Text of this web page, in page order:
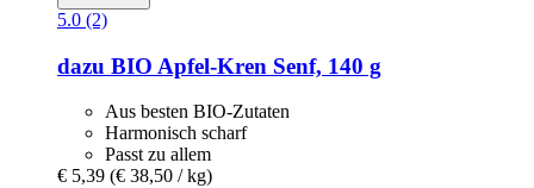
5.0 (2)
dazu BIO Apfel-​Kren Senf, 140 g
Aus besten BIO-Zutaten
Harmonisch scharf
Passt zu allem
€ 5,39 (€ 38,50 / kg)